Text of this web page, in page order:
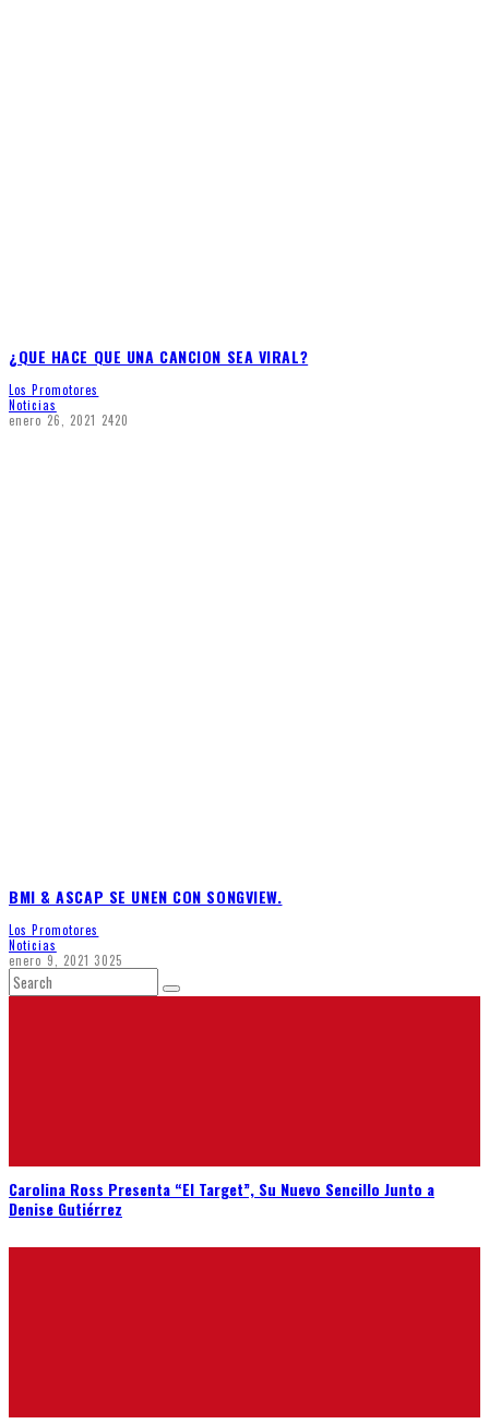
¿QUE HACE QUE UNA CANCION SEA VIRAL?
Los Promotores
Noticias
enero 26, 2021 2420
BMI & ASCAP SE UNEN CON SONGVIEW.
Los Promotores
Noticias
enero 9, 2021 3025
Carolina Ross Presenta “El Target”, Su Nuevo Sencillo Junto a
Denise Gutiérrez